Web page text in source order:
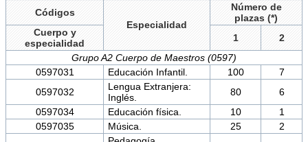
Códigos
Especialidad
Número de
plazas (*)
Cuerpo y
especialidad
1
2
Grupo A2 Cuerpo de Maestros (0597)
0597031
Educación Infantil. 100
7
0597032
Lengua Extranjera:
Inglés.
80
6
0597034
Educación física. 10
1
0597035
Música. 25
2